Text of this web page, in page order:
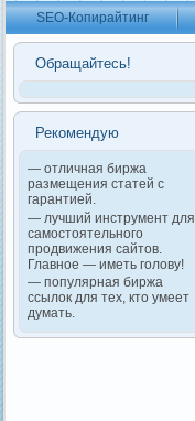
SEO-Копирайтинг
Обращайтесь!
Рекомендую
— отличная биржа
размещения статей с
гарантией.
— лучший инструмент для
самостоятельного
продвижения сайтов.
Главное — иметь голову!
— популярная биржа
ссылок для тех, кто умеет
думать.